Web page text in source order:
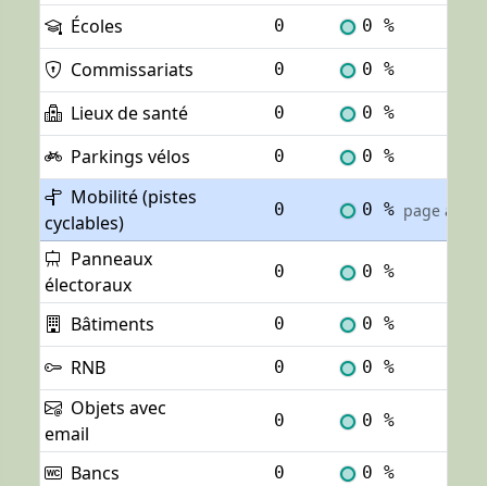
Écoles 0 0 %
Commissariats 0 0 %
Lieux de santé 0 0 %
Parkings vélos 0 0 %
Mobilité (pistes
cyclables)
0 0 % page
Panneaux
électoraux
0 0 %
Bâtiments 0 0 %
RNB 0 0 %
Objets avec
email
0 0 %
Bancs 0 0 %